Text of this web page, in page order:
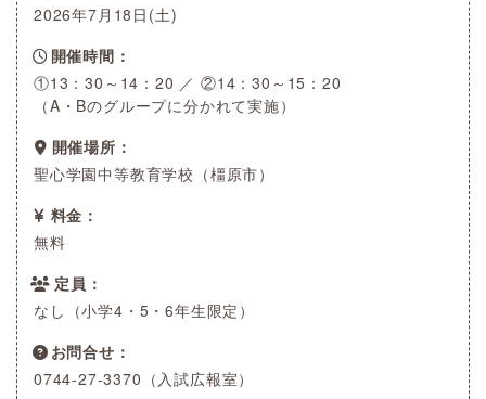
2026年7月18日(土)
開催時間
①13：30～14：20 ／ ②14：30～15：20
（A・Bのグループに分かれて実施）
開催場所
聖心学園中等教育学校（橿原市）
料金
無料
定員
なし（小学4・5・6年生限定）
お問合せ
0744-27-3370（入試広報室）